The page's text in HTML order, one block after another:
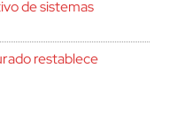
de sistemas
restablece